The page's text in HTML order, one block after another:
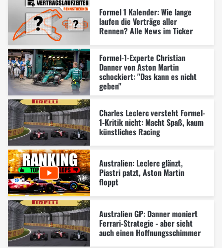
Formel 1 Kalender: Wie lange
laufen die Verträge aller
Rennen? Alle News im Ticker
Formel-1-Experte Christian
Danner von Aston Martin
schockiert: "Das kann es nicht
geben"
Charles Leclerc versteht Formel-
1-Kritik nicht: Macht Spaß, kaum
künstliches Racing
Australien: Leclerc glänzt,
Piastri patzt, Aston Martin
floppt
Australien GP: Danner moniert
Ferrari-Strategie - aber sieht
auch einen Hoffnungsschimmer